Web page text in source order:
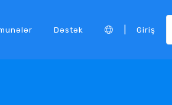
Dəstək Giriş